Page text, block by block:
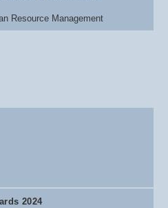
Resource Management
2024